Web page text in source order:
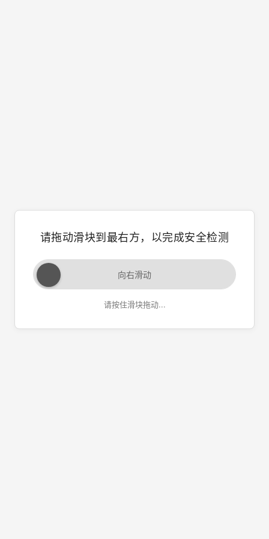
请拖动滑块到最右方，以完成安全检测
向右滑动
请按住滑块拖动...